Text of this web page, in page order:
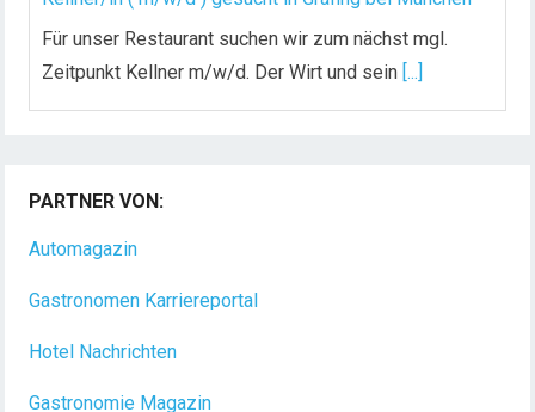
Für unser Restaurant suchen wir zum nächst mgl.
Zeitpunkt Kellner m/w/d. Der Wirt und sein [...]
Dein Arbeitsplatz mit Urlaubsfeeling Chef de Rang
(m/w/d) Du bist Gastgeber aus Leidenschaft und
PARTNER VON:
Automagazin
Gastronomen Karriereportal
Hotel Nachrichten
Gastronomie Magazin